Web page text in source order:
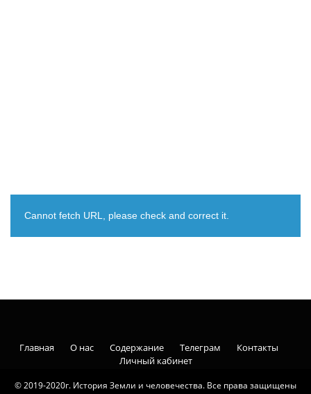
Cannot fetch URL, please check and correct it.
© 2019-2020г. История Земли и человечества. Все права защищены
Главная О нас Содержание Телеграм
Контакты
Личный кабинет